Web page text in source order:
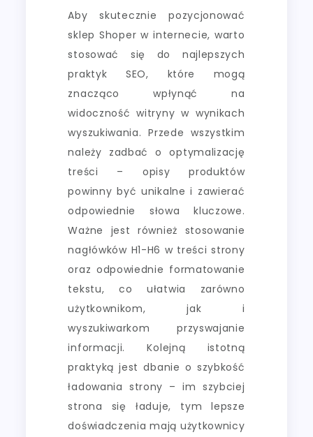
Aby skutecznie pozycjonować
sklep Shoper w internecie, warto
stosować się do najlepszych
praktyk SEO, które mogą
znacząco wpłynąć na
widoczność witryny w wynikach
wyszukiwania. Przede wszystkim
należy zadbać o optymalizację
treści – opisy produktów
powinny być unikalne i zawierać
odpowiednie słowa kluczowe.
Ważne jest również stosowanie
nagłówków H1-H6 w treści strony
oraz odpowiednie formatowanie
tekstu, co ułatwia zarówno
użytkownikom, jak i
wyszukiwarkom przyswajanie
informacji. Kolejną istotną
praktyką jest dbanie o szybkość
ładowania strony – im szybciej
strona się ładuje, tym lepsze
doświadczenia mają użytkownicy